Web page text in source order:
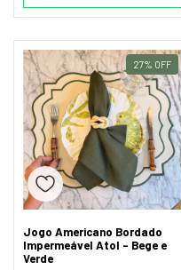
27% OFF
Jogo Americano Bordado
Impermeável Atol - Bege e
Verde